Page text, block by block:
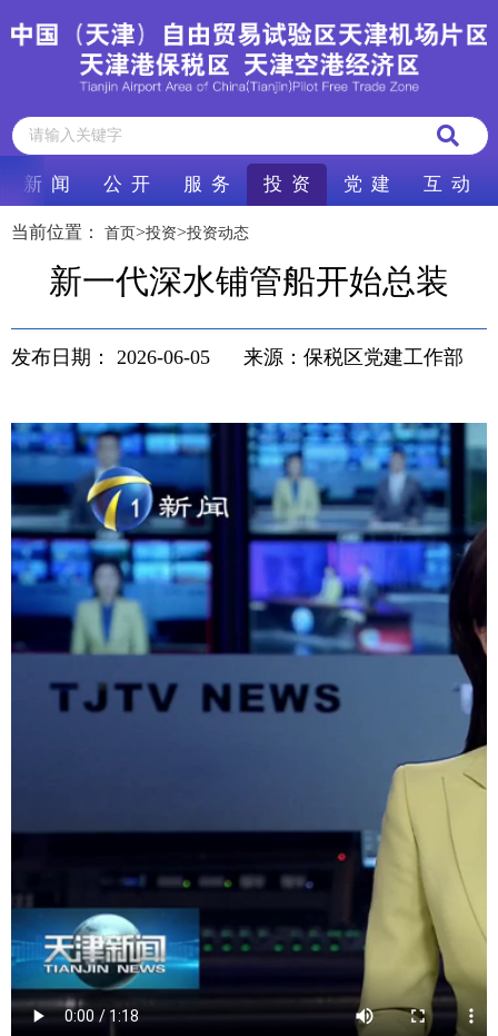
新 闻 公 开 服 务 投 资 党 建 互 动
当前位置： 首页>投资>投资动态
新一代深水铺管船开始总装
发布日期： 2026-06-05 来源：保税区党建工作部